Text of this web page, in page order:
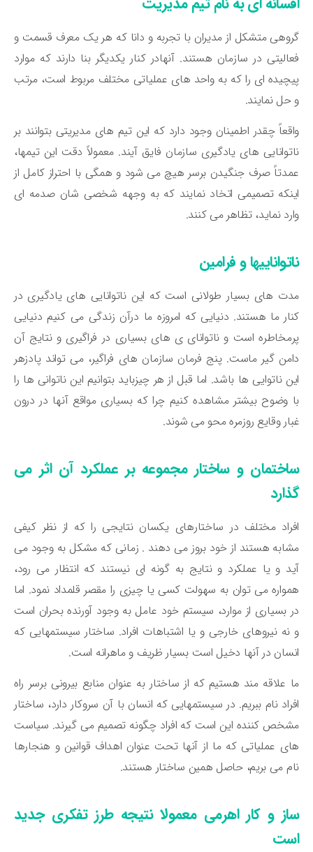
متشکل از مدیران با تجربه و دانا که هر یک معرف قسمت و
در سازمان هستند. آنهادر کنار یکدیگر بنا دارند که موارد
ای را که به واحد های عملیاتی مختلف مربوط است، مرتب
نمایند.
چقدر اطمینان وجود دارد که این تیم های مدیریتی بتوانند بر
های یادگیری سازمان فایق آیند. معمولاً دقت این تیمها،
صرف جنگیدن برسر هیچ می شود و همگی با احتراز کامل از
تصمیمی اتخاد نمایند که به وجهه شخصی شان صدمه ای
نماید، تظاهر می کنند.
و فرامین
های بسیار طولانی است که این ناتوانایی های یادگیری در
ما هستند. دنیایی که امروزه ما درآن زندگی می کنیم دنیایی
است و ناتوانای ی های بسیاری در فراگیری و نتایج آن
گیر ماست. پنج فرمان سازمان های فراگیر، می تواند پادزهر
ناتوایی ها باشد. اما قبل از هر چیزباید بتوانیم این ناتوانی ها را
وضوح بیشتر مشاهده کنیم چرا که بسیاری مواقع آنها در درون
وقایع روزمره محو می شوند.
و ساختار مجموعه بر عملکرد آن اثر می
مختلف در ساختارهای یکسان نتایجی را که از نظر کیفی
هستند از خود بروز می دهند . زمانی که مشکل به وجود می
و یا عملکرد و نتایج به گونه ای نیستند که انتظار می رود،
می توان به سهولت کسی یا چیزی را مقصر قلمداد نمود. اما
بسیاری از موارد، سیستم خود عامل به وجود آورنده بحران است
نیروهای خارجی و یا اشتباهات افراد. ساختار سیستمهایی که
در آنها دخیل است بسیار ظریف و ماهرانه است.
علاقه مند هستیم که از ساختار به عنوان منابع بیرونی برسر راه
نام ببریم. در سیستمهایی که انسان با آن سروکار دارد، ساختار
کننده این است که افراد چگونه تصمیم می گیرند. سیاست
عملیاتی که ما از آنها تحت عنوان اهداف قوانین و هنجارها
می بریم، حاصل همین ساختار هستند.
و کار اهرمی معمولا نتیجه طرز تفکری جدید